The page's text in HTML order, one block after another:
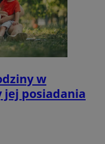
w
jej posiadania